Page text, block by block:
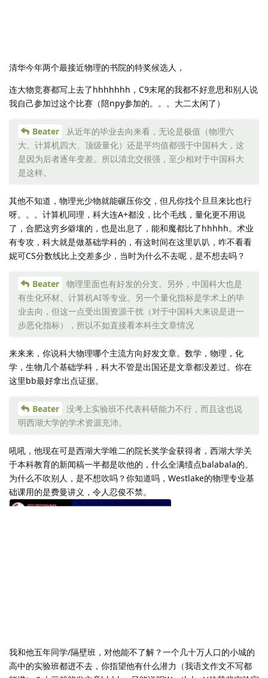
清华今年两个最接近物理的书院的特奖候选人，
连大物竞赛都写上去了hhhhhhh，C9末尾的我都不好意思和别人说
我自己参加过这个比赛（陪npy参加的。。。大二太闲了）
Beater
从近年的毕业去向来看，无论是极值（物理六
大、计算机四大、顶级量化）还是平均值都强于中国科大，这
是因为后者逐年变差。所以清北交很强，至少相对于中国科大
是这样。
其他不知道，物理光少物就能碾压你交，但凡你找个旦旦来比也行
呀。。。计算机同理，科大连A+都没，比个毛线，量化更不用说
了，合肥这穷乡僻壤的，也是出息了，能和魔都比了hhhhh。术业
有专攻，科大就是做基础学科的，有这时间在这里叭叭，咋不看看
妮可CS分数线比上交差多少，当时为什么不去呢，是不想去吗？
Beater
物理里面也有好发的分支。另外，中国科大也是
有生化环材、计算机AI等专业。另一个量化指标是学术上的毕
业去向，但这一点受出国资源干扰（对于中国科大来说是进一
步恶化指标），所以不如直接看本科生文章情况
来来来，你说科大物理哪个主流方向好发文章。数学，物理，化
学，生物几个基础学科，科大不管是出国还是文章都没差过。你在
这里bb最好拿出点证据。
Beater
没考上实验班不代表科研能力不行，而且这也说
明西湖大学的学术资源充沛。
吼吼，他现在可是西湖大学唯二的院长奖学金获得者，西湖大学关
于本科教育的新闻稿一半都是吹他的，什么全满绩点balabala的。
为什么不吹别人，是不想吹吗？你知道吗，Westlake的物理专业基
础课用的是费曼讲义，令人忍俊不禁。
我和他五年同学/隔壁班，对他能不了解？一个几十万人口的小城的
高中的实验班都进不去，你指望他有什么潜力（我语文作文不写都